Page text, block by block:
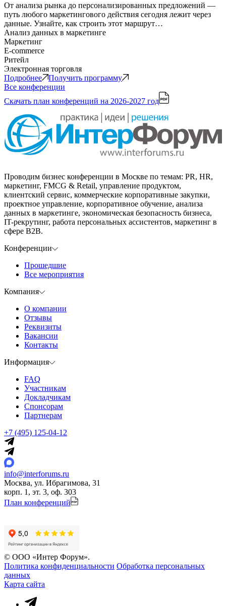
От анализа рынка до персонализированных предложений —
путь любого маркетингового действия сегодня лежит через
данные. Узнайте, как строить этот маршрут…
Анализ данных в маркетинге
Маркетинг
E-commerce
Ритейл
Электронная торговля
Подробнее
Получить программу
Все конференции
Скачать план конференций на 2026-2027 год
Проводим бизнес конференции в Москве по темам: PR, HR,
маркетинг, FMCG & Retail, управление продуктом,
клиентский сервис, коммерческие корпоративные закупки,
проектное управление, корпоративное обучение, анализа
данных в маркетинге, экономическая безопасность бизнеса,
IT-рекрутинг, работа персональных ассистентов, маркетинг в
сфере B2B.
Конференции
Прошедшие
Все мероприятия
Компания
О компании
Отзывы
Реквизиты
Вакансии
Контакты
Информация
FAQ
Участникам
Докладчикам
Спонсорам
Партнерам
+7 (495) 125-04-12
info@interforums.ru
Москва, ул. Ибрагимова, 31
корп. 1, эт. 3, оф. 303
План конференций
© ООО «Интер Форум».
Политика конфиденциальности Обработка персональных
данных
Карта сайта